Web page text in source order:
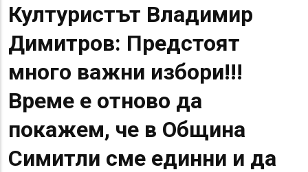
Културистът Владимир
Димитров: Предстоят
много важни избори!!!
Време е отново да
покажем, че в Община
Симитли сме единни и да